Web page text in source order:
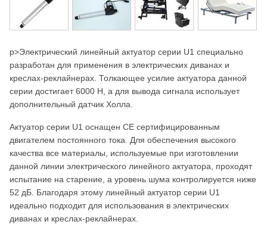
p>Электрический линейный актуатор серии U1 специально
разработан для применения в электрических диванах и
креслах-реклайнерах. Толкающее усилие актуатора данной
серии достигает 6000 Н, а для вывода сигнала использует
дополнительный датчик Холла.
Актуатор серии U1 оснащен CE сертифицированным
двигателем постоянного тока. Для обеспечения высокого
качества все материалы, используемые при изготовлении
данной линии электрического линейного актуатора, проходят
испытание на старение, а уровень шума контролируется ниже
52 дБ. Благодаря этому линейный актуатор серии U1
идеально подходит для использования в электрических
диванах и креслах-реклайнерах.